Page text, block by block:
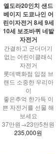
엘도라20인치 샌드
베이지 도쿄나인 어
린이자전거 8세 9세
10세 보조바퀴 네발
자전거
간결하고 군더더기
없는 어린이클래식
자전거
롯데백화점 입점 브
랜드 소중한 우리아
이
좋은추억 한가득 이
쁜 자전거를 선물 해
보세요
37만원→23만5천원
235,000원